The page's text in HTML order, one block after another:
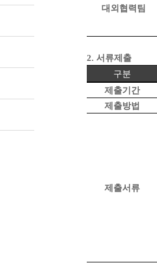
대외협력팀
2. 서류제출
구분
제출기간
제출방법
제출서류